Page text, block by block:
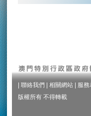
聯絡我們 相關網站 服務
版權所有 不得轉載